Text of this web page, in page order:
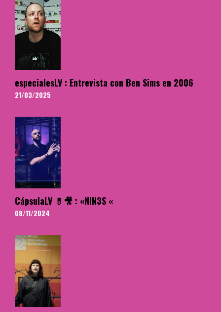
especialesLV : Entrevista con Ben Sims en 2006
21/03/2025
CápsulaLV 💊🎥 : «NIN3S «
08/11/2024